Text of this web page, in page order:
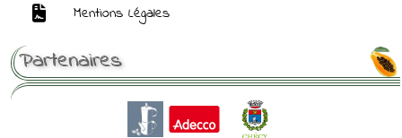
Mentions Légales
Partenaires